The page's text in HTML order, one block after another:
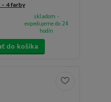
- 4 farby
skladom -
expedujeme do 24
hodín
do košíka